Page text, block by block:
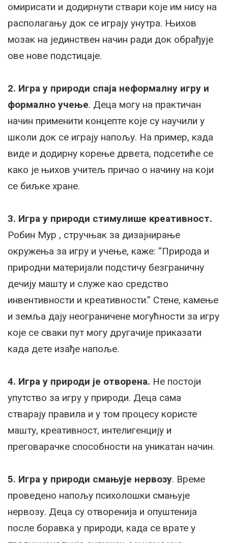
омирисати и додирнути ствари које им нису на
располагању док се играју унутра. Њихов
мозак на јединствен начин ради док обрађује
ове нове подстицаје.
2. Игра у природи спаја неформалну игру и
формално учење. Деца могу на практичан
начин применити концепте које су научили у
школи док се играју напољу. На пример, када
виде и додирну корење дрвета, подсетиће се
како је њихов учитељ причао о начину на који
се биљке хране.
3. Игра у природи стимулише креативност.
Робин Мур , стручњак за дизајнирање
окружења за игру и учење, каже: “Природа и
природни материјали подстичу безграничну
дечију машту и служе као средство
инвентивности и креативности.” Стене, камење
и земља дају неограничене могућности за игру
које се сваки пут могу другачије приказати
када дете изађе напоље.
4. Игра у природи је отворена. Не постоји
упутство за игру у природи. Деца сама
стварају правила и у том процесу користе
машту, креативност, интелигенцију и
преговарачке способности на уникатан начин.
5. Игра у природи смањује нервозу. Време
проведено напољу психолошки смањује
нервозу. Деца су отворенија и опуштенија
после боравка у природи, када се врате у